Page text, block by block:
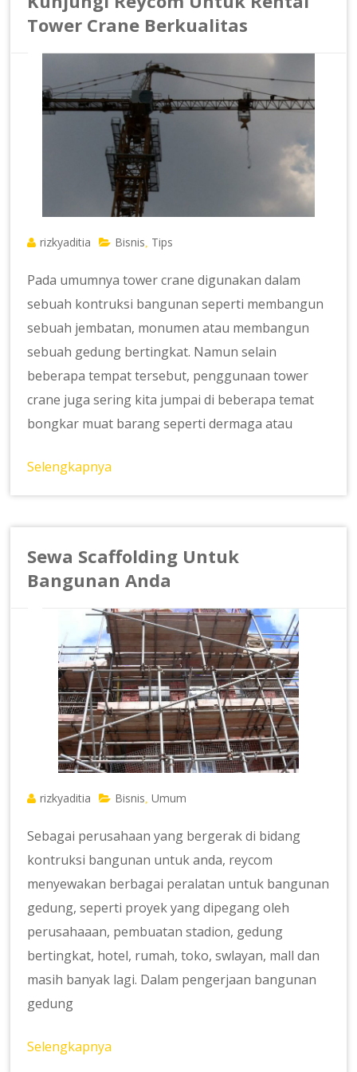
Tower Crane Berkualitas
rizkyaditia Bisnis Tips
Pada umumnya tower crane digunakan dalam
sebuah kontruksi bangunan seperti membangun
sebuah jembatan, monumen atau membangun
sebuah gedung bertingkat. Namun selain
beberapa tempat tersebut, penggunaan tower
crane juga sering kita jumpai di beberapa temat
bongkar muat barang seperti dermaga atau
Selengkapnya
Sewa Scaffolding Untuk
Bangunan Anda
rizkyaditia Bisnis ,Umum
Sebagai perusahaan yang bergerak di bidang
kontruksi bangunan untuk anda, reycom
menyewakan berbagai peralatan untuk bangunan
gedung, seperti proyek yang dipegang oleh
perusahaaan, pembuatan stadion, gedung
bertingkat, hotel, rumah, toko, swlayan, mall dan
masih banyak lagi. Dalam pengerjaan bangunan
gedung
Selengkapnya